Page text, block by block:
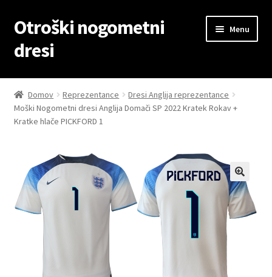
Skip
to
navigation
Skip
to
content
Otroški nogometni
dresi
Menu
Domov
Blog
Košarica
Moj račun
Trgovina
Zaključek nakupa
Domov Reprezentance
Dresi Anglija reprezentance
Moški Nogometni dresi Anglija Domači SP 2022 Kratek Rokav +
Kratke hlače PICKFORD 1